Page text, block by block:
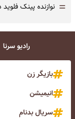
= نوازنده پینک
رادیو سرنا
بازیگر زن
انیمیشن
سریال بدنام